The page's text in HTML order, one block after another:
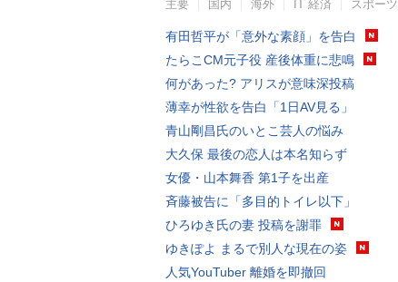
主要 国内 海外 IT 経済 スポーツ
有田哲平が「意外な素顔」を告白
たらこCM元子役 産後体重に悲鳴
何があった? アリスが意味深投稿
薄幸が性欲を告白「1日AV見る」
青山剛昌氏のいとこ芸人の悩み
大久保 最後の恋人は本名知らず
女優・山本舞香 第1子を出産
斉藤被告に「多目的トイレ以下」
ひろゆき氏の妻 投稿を謝罪
ゆきぽよ まるで別人な現在の姿
人気YouTuber 離婚を即撤回